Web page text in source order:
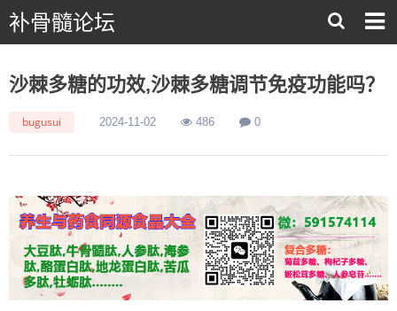
补骨髓论坛
沙棘多糖的功效,沙棘多糖调节免疫功能吗？
bugusui 2024-11-02 486 0